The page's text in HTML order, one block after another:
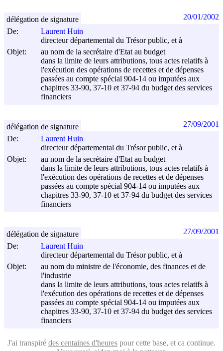
De:
Laurent Huin
directeur départemental du Trésor public, et à
Objet:
au nom de la secrétaire d'Etat au budget
dans la limite de leurs attributions, tous actes relatifs à
l'exécution des opérations de recettes et de dépenses
passées au compte spécial 904-14 ou imputées aux
chapitres 33-90, 37-10 et 37-94 du budget des services
financiers
délégation de signature 20/01/2002
De:
Laurent Huin
directeur départemental du Trésor public, et à
Objet:
au nom de la secrétaire d'Etat au budget
dans la limite de leurs attributions, tous actes relatifs à
l'exécution des opérations de recettes et de dépenses
passées au compte spécial 904-14 ou imputées aux
chapitres 33-90, 37-10 et 37-94 du budget des services
financiers
délégation de signature 27/09/2001
De:
Laurent Huin
directeur départemental du Trésor public, et à
Objet:
au nom du ministre de l'économie, des finances et de
l'industrie
dans la limite de leurs attributions, tous actes relatifs à
l'exécution des opérations de recettes et de dépenses
passées au compte spécial 904-14 ou imputées aux
chapitres 33-90, 37-10 et 37-94 du budget des services
financiers
délégation de signature 27/09/2001
J'ai transpiré des centaines d'heures pour cette base, et ca continue.